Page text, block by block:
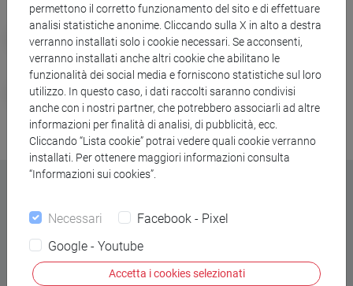
Portoghese
7
Rumeno
11
Spagnolo
510
Turco
9
Contatti
Alessandro Mistrorigo
permettono il corretto funzionamento del sito e di effettuare
analisi statistiche anonime. Cliccando sulla X in alto a destra
verranno installati solo i cookie necessari. Se acconsenti,
verranno installati anche altri cookie che abilitano le
funzionalità dei social media e forniscono statistiche sul loro
utilizzo. In questo caso, i dati raccolti saranno condivisi
anche con i nostri partner, che potrebbero associarli ad altre
informazioni per finalità di analisi, di pubblicità, ecc.
Cliccando “Lista cookie” potrai vedere quali cookie verranno
installati. Per ottenere maggiori informazioni consulta
“Informazioni sui cookies”.
Necessari
Facebook - Pixel
Google - Youtube
Accetta i cookies selezionati